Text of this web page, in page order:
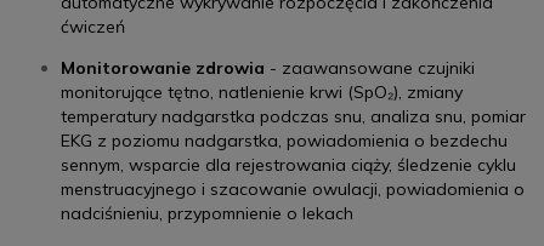
ćwiczeń
Monitorowanie zdrowia - zaawansowane czujniki
monitorujące tętno, natlenienie krwi (SpO₂), zmiany
temperatury nadgarstka podczas snu, analiza snu, pomiar
EKG z poziomu nadgarstka, powiadomienia o bezdechu
sennym, wsparcie dla rejestrowania ciąży, śledzenie cyklu
menstruacyjnego i szacowanie owulacji, powiadomienia o
nadciśnieniu, przypomnienie o lekach